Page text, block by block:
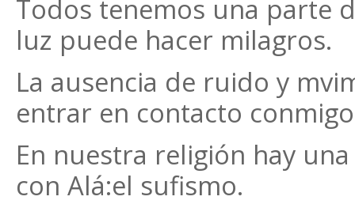
Todos tenemos una parte
luz puede hacer milagros.
La ausencia de ruido y
entrar en contacto
En nuestra religión hay
con Alá:el sufismo.